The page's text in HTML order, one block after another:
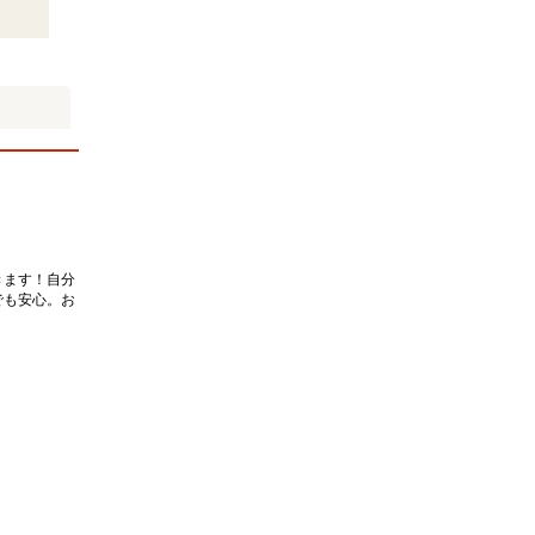
す！自分
安心。お